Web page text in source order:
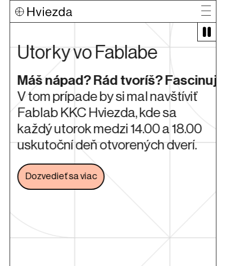
vo Fablabe
nápad? Rád tvoríš? Fascinuje ťa
prípade by si mal navštíviť
KKC Hviezda, kde sa
utorok medzi 14.00 a 18.00
deň otvorených dverí.
sa viacOdkaz sa otvorí na novej karte
Nauč